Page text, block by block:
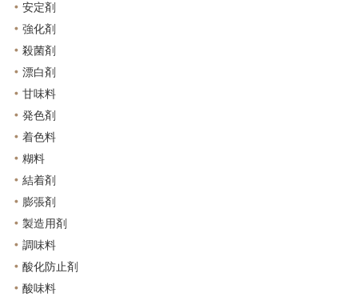
安定剤
強化剤
殺菌剤
漂白剤
甘味料
発色剤
着色料
糊料
結着剤
膨張剤
製造用剤
調味料
酸化防止剤
酸味料